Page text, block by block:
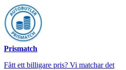
Prismatch
Fått ett billigare pris? Vi matchar det